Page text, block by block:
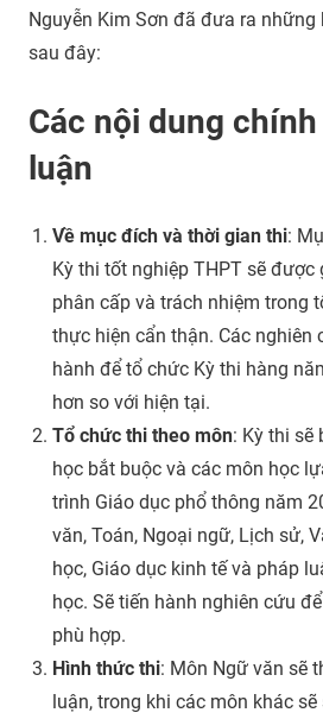
Nguyễn Kim Sơn đã đưa ra những
sau đây:
Các nội dung
luận
Về mục đích và thời gian thi:
Kỳ thi tốt nghiệp THPT sẽ được
phân cấp và trách nhiệm trong
thực hiện cẩn thận. Các nghiên
hành để tổ chức Kỳ thi hàng
hơn so với hiện tại.
Tổ chức thi theo môn: Kỳ thi sẽ
học bắt buộc và các môn học
trình Giáo dục phổ thông năm
văn, Toán, Ngoại ngữ, Lịch sử,
học, Giáo dục kinh tế và pháp
học. Sẽ tiến hành nghiên cứu
phù hợp.
Hình thức thi: Môn Ngữ văn sẽ
luận, trong khi các môn khác